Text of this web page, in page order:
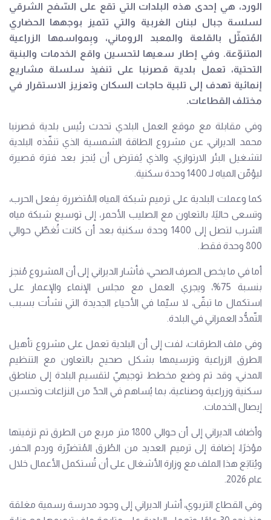
الورد، هي إحدى هذه البلدات التي تقع على السّفح الشرقي
لسلسة جبال لبنان الغربية والتي تتميز بوجهها الحضاري
المُتمثّل بالقلعة والمعبد الروماني، وبِمواسمها الزراعية
المتنوّعة. وفي إطار سعيها لتحسين واقع الخدمات والبنية
التحتية، تعمل بلدية قصرنبا على تنفيذ سلسلة مشاريع
إنمائية تهدف إلى تلبية حاجات السكان وتعزيز الاستقرار في
مختلف القطاعات.
وفي مقابلة مع موقع العمل البلدي تحدث رئيس بلدية قصرنبا
محمد الديراني، عن مشروع الطاقة الشمسية الذي تنفّذه البلدية
لتشغيل البئر الارتوازي، والذي يُفترض أن يُنجز بعد فترة قصيرة
ليؤمّن المياه لـ 1400 وحدة سكنية.
كما وعملت البلدية على ترميم شبكة المياه المُتضررة بِفعل الحرب،
وتسعى حاليًا، بالتعاون مع الصليب الأحمر، إلى توسيع شبكة مياه
الشرب لتصل إلى 1400 وحدة سكنية بعد أن كانت تُغطّي حوالي
800 وحدة فقط.
أما في ما يخص الصرف الصحي، فأشار الديراني إلى أن المشروع مُنجز
بنسبة 75%، ويجري العمل مع مجلس الإنماء والإعمار على
استكمال ما تبقّى، لا سيّما في الأحياء الجديدة التي نشأت بسبب
التّمدُّد العمراني في البلدة.
وفي ملف الطرقات، لفت إلى أن البلدية تعمل على مشروع تأهيل
الطرق الزراعية وترسيمها بشكل صحيح بالتعاون مع التنظيم
المدني، وقد تم وضع مخطط توجيهيّ لتقسيم البلدة إلى مناطق
سكنية وزراعية وصناعية، بما يُساهم في الحدّ من النزاعات وتحسين
إيصال الخدمات.
وأضاف الديراني إلى أن حوالي 1800 متر مربع من الطرق تم تزفيتها
مؤخرًا، إضافة إلى ترميم العديد من الطُرق المُتضرّرة وردم الحفر،
ويُتابَع هذا الملف مع وزارة الأشغال على أن تُستكمل الأعمال خلال
عام 2026.
وفي القطاع التربوي، أشار الديراني إلى وجود مدرسة رسمية مغلقة